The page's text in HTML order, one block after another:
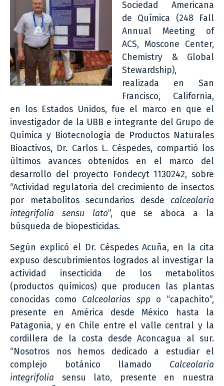
Sociedad Americana
de Química (248 Fall
Annual Meeting of
ACS, Moscone Center,
Chemistry & Global
Stewardship),
realizada en San
Francisco, California,
en los Estados Unidos, fue el marco en que el
investigador de la UBB e integrante del Grupo de
Química y Biotecnología de Productos Naturales
Bioactivos, Dr. Carlos L. Céspedes, compartió los
últimos avances obtenidos en el marco del
desarrollo del proyecto Fondecyt 1130242, sobre
“Actividad regulatoria del crecimiento de insectos
por metabolitos secundarios desde calceolaria
integrifolia sensu lato”, que se aboca a la
búsqueda de biopesticidas.
Según explicó el Dr. Céspedes Acuña, en la cita
expuso descubrimientos logrados al investigar la
actividad insecticida de los metabolitos
(productos químicos) que producen las plantas
conocidas como Calceolarias sppo “capachito”,
presente en América desde México hasta la
Patagonia, y en Chile entre el valle central y la
cordillera de la costa desde Aconcagua al sur.
“Nosotros nos hemos dedicado a estudiar el
complejo botánico llamado Calceolaria
integrifolia sensu lato, presente en nuestra